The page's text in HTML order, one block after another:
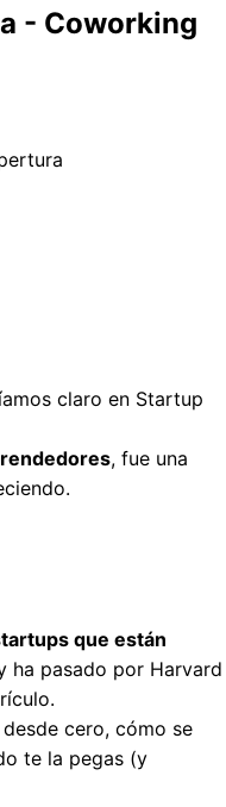
- Coworking
claro en Startup
, fue una
que están
ha pasado por Harvard
cero, cómo se
te la pegas (y